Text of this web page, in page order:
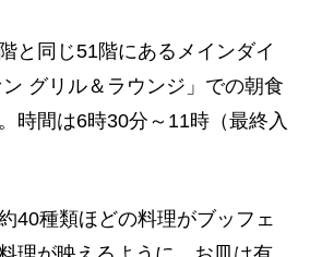
と同じ51階にあるメインダイ
グリル＆ラウンジ」での朝食
時間は6時30分～11時（最終入
40種類ほどの料理がブッフェ